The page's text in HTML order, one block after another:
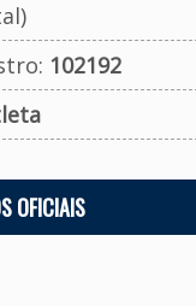
102192
OFICIAIS